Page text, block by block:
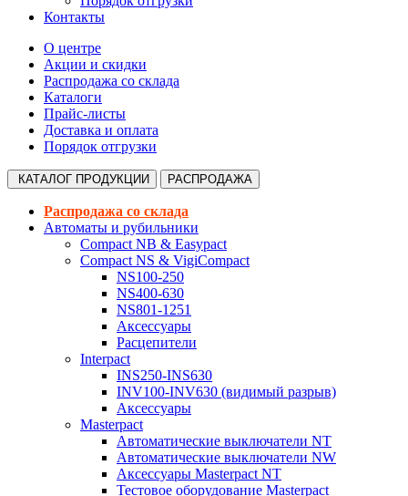
Контакты
О центре
Акции и скидки
Распродажа со склада
Каталоги
Прайс-листы
Доставка и оплата
Порядок отгрузки
КАТАЛОГ ПРОДУКЦИИ РАСПРОДАЖА
Распродажа со склада
Автоматы и рубильники
Compact NB & Easypact
Compact NS & VigiCompact
NS100-250
NS400-630
NS801-1251
Аксессуары
Расцепители
Interpact
INS250-INS630
INV100-INV630 (видимый разрыв)
Аксессуары
Masterpact
Автоматические выключатели NT
Автоматические выключатели NW
Аксессуары Masterpact NT
Тестовое оборудование Masterpact